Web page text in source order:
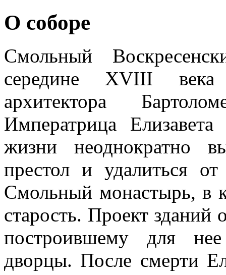
О соборе
Смольный
середине XVIII века
архитектора
Императрица
жизни неоднократно
престол и удалиться
Смольный монастырь, в
старость. Проект зданий
построившему для
дворцы. После смерти